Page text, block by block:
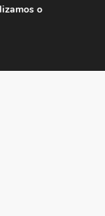
o